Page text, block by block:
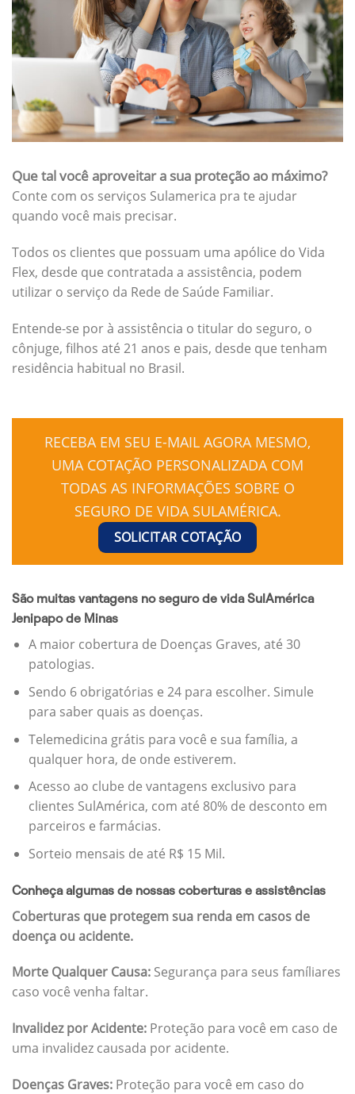
Que tal você aproveitar a sua proteção ao máximo?
Conte com os serviços Sulamerica pra te ajudar
quando você mais precisar.
Todos os clientes que possuam uma apólice do Vida
Flex, desde que contratada a assistência, podem
utilizar o serviço da Rede de Saúde Familiar.
Entende-se por à assistência o titular do seguro, o
cônjuge, filhos até 21 anos e pais, desde que tenham
residência habitual no Brasil.
RECEBA EM SEU E-MAIL AGORA MESMO,
UMA COTAÇÃO PERSONALIZADA COM
TODAS AS INFORMAÇÕES SOBRE O
SEGURO DE VIDA SULAMÉRICA.
SOLICITAR COTAÇÃO
São muitas vantagens no seguro de vida SulAmérica
Jenipapo de Minas
A maior cobertura de Doenças Graves, até 30
patologias.
Sendo 6 obrigatórias e 24 para escolher. Simule
para saber quais as doenças.
Telemedicina grátis para você e sua família, a
qualquer hora, de onde estiverem.
Acesso ao clube de vantagens exclusivo para
clientes SulAmérica, com até 80% de desconto em
parceiros e farmácias.
Sorteio mensais de até R$ 15 Mil.
Conheça algumas de nossas coberturas e assistências
Coberturas que protegem sua renda em casos de
doença ou acidente.
Morte Qualquer Causa: Segurança para seus famíliares
caso você venha faltar.
Invalidez por Acidente: Proteção para você em caso de
uma invalidez causada por acidente.
Doenças Graves: Proteção para você em caso do